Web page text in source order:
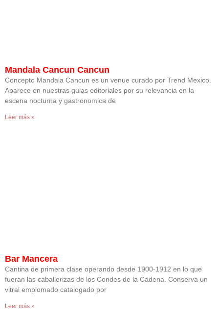
Mandala Cancun Cancun
Concepto Mandala Cancun es un venue curado por Trend Mexico.
Aparece en nuestras guias editoriales por su relevancia en la
escena nocturna y gastronomica de
Leer más »
Bar Mancera
Cantina de primera clase operando desde 1900-1912 en lo que
fueran las caballerizas de los Condes de la Cadena. Conserva un
vitral emplomado catalogado por
Leer más »